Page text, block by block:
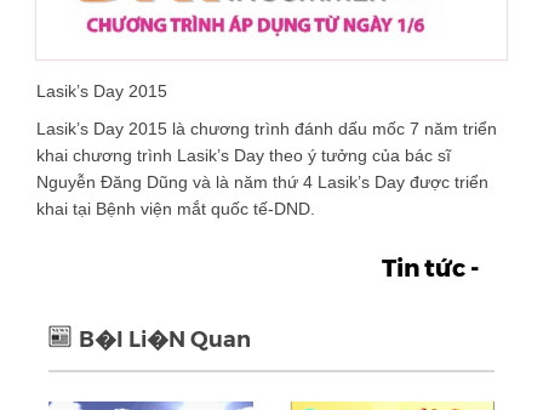
Lasik’s Day 2015
Lasik’s Day 2015 là chương trình đánh dấu mốc 7 năm triển
khai chương trình Lasik’s Day theo ý tưởng của bác sĩ
Nguyễn Đăng Dũng và là năm thứ 4 Lasik’s Day được triển
khai tại Bệnh viện mắt quốc tế-DND.
B�i Li�n Quan
Tin tức -